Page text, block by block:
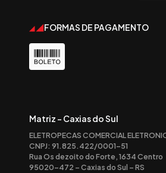
FORMAS DE PAGAMENTO
Matriz - Caxias do Sul
ELETROPECAS COMERCIAL
CNPJ: 91.825.422/0001-51
Rua Os dezoito do Forte, 1634 Centro
95020-472 – Caxias do Sul – RS